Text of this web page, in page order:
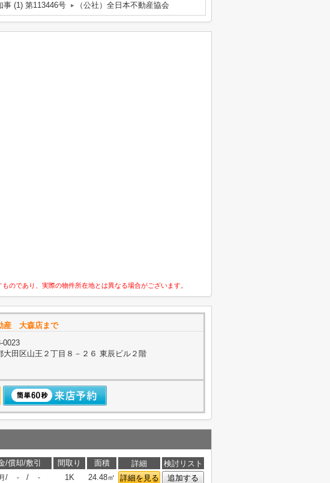
事 (1) 第113446号 （公社）全日本不動産協会
のであり、実際の物件所在地とは異なる場合がございます。
産 大森店まで
0023
大田区山王２丁目８－２６ 東辰ビル２階
/償却/敷引 間取り 面積 詳細
検討リスト
/ - / - 1K 24.48㎡ 詳細を見る
追加する